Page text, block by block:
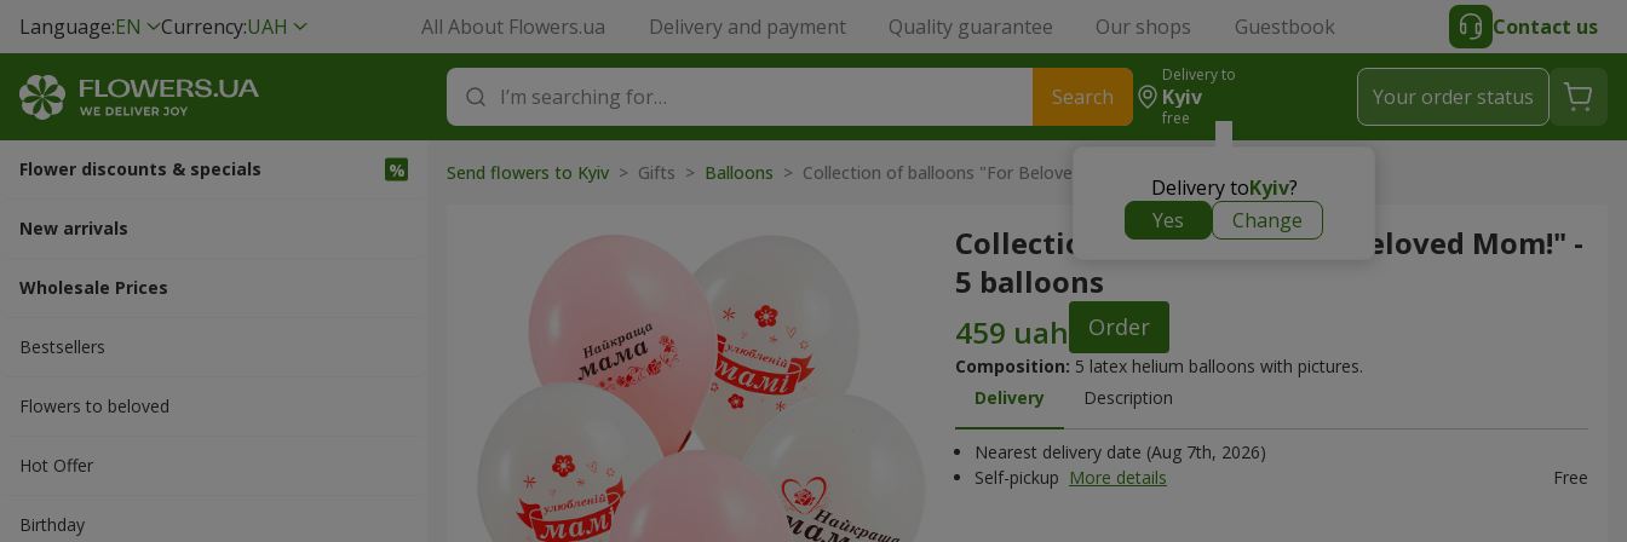
Language:EN Currency:UAH All About Flowers.ua Delivery and payment Quality guarantee Our shops Guestbook Contact us
Search
Delivery to
Kyiv
free
Delivery toKyiv?
Yes
Change
Your order status
Flower discounts & specials
New arrivals
Wholesale Prices
Bestsellers
Flowers to beloved
Hot Offer
Вirthday
Send flowers to Kyiv > Gifts > Balloons > Collection of balloons "For Beloved Mom!" - 5 balloons
Collection of balloons "For Beloved Mom!" -
5 balloons
Order
Composition: 5 latex helium balloons with pictures.
Delivery
Description
Nearest delivery date (Aug 7th, 2026)
Self-pickup More details Free